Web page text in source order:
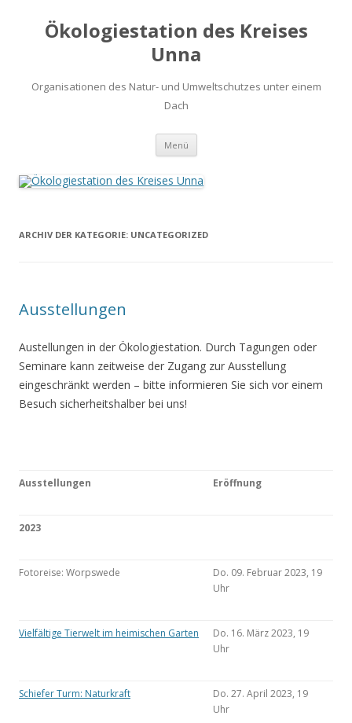
Ökologiestation des Kreises
Unna
Organisationen des Natur- und Umweltschutzes unter einem
Dach
Menü Zum
springen
ARCHIV DER KATEGORIE: UNCATEGORIZED
Ausstellungen
Austellungen in der Ökologiestation. Durch Tagungen oder
Seminare kann zeitweise der Zugang zur Ausstellung
eingeschränkt werden – bitte informieren Sie sich vor einem
Besuch sicherheitshalber bei uns!
Ausstellungen Eröffnung
2023
Fotoreise: Worpswede
Do. 09. Februar 2023, 19
Uhr
Vielfältige Tierwelt im heimischen Garten
Do. 16. März 2023, 19
Uhr
Schiefer Turm: Naturkraft
Do. 27. April 2023, 19
Uhr